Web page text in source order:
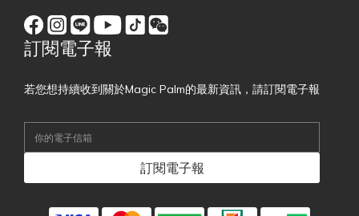
訂閱電子報
若您想持續收到關於Magic Palm的最新資訊，請訂閱電子報
訂閱電子報